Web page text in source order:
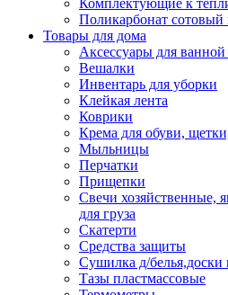
Комплектующие к
Поликарбонат
Товары для дома
Аксессуары для
Вешалки
Инвентарь для уборки
Клейкая лента
Коврики
Крема для обуви,
Мыльницы
Перчатки
Прищепки
Свечи хозяйственные,
для груза
Скатерти
Средства защиты
Сушилка д/белья,доски
Тазы пластмассовые